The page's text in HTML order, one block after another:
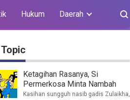
Hukum Daerah
Ketagihan Rasanya, Si
Permerkosa Minta Nambah
Kasihan sungguh nasib gadis Zulaikha,